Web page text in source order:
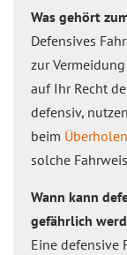
Was gehört
Defensives
zur
auf Ihr Recht
defensiv,
beim Überholen
solche
Wann kann
gefährlich
Eine defensive